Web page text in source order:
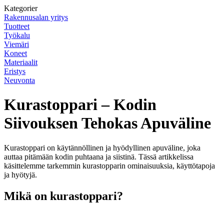
Kategorier
Rakennusalan yritys
Tuotteet
Työkalu
Viemäri
Koneet
Materiaalit
Eristys
Neuvonta
Kurastoppari – Kodin
Siivouksen Tehokas Apuväline
Kurastoppari on käytännöllinen ja hyödyllinen apuväline, joka
auttaa pitämään kodin puhtaana ja siistinä. Tässä artikkelissa
käsittelemme tarkemmin kurastopparin ominaisuuksia, käyttötapoja
ja hyötyjä.
Mikä on kurastoppari?